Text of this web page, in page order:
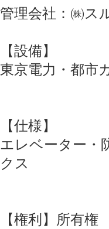
管理会社：㈱ス
【設備】
東京電力・都市
【仕様】
エレベーター・
クス
【権利】所有権